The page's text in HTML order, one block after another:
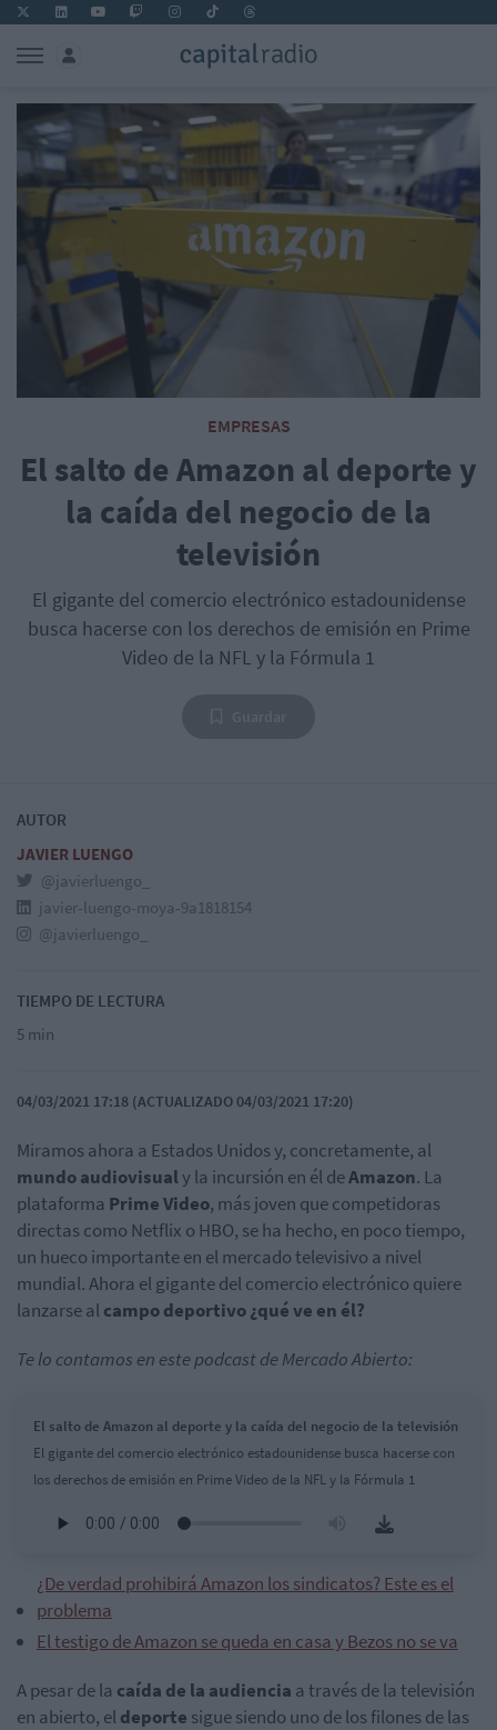
EMPRESAS
El salto de Amazon al deporte y
la caída del negocio de la
televisión
El gigante del comercio electrónico estadounidense
busca hacerse con los derechos de emisión en Prime
Video de la NFL y la Fórmula 1
AUTOR
JAVIER LUENGO
@javierluengo_
javier-luengo-moya-9a1818154
@javierluengo_
TIEMPO DE LECTURA
5 min
04/03/2021 17:18 (ACTUALIZADO 04/03/2021 17:20)
Miramos ahora a Estados Unidos y, concretamente, al
mundo audiovisualy la incursión en él deAmazon. La
plataforma Prime Video, más joven que competidoras
directas como Netflix o HBO, se ha hecho, en poco tiempo,
un hueco importante en el mercado televisivo a nivel
mundial. Ahora el gigante del comercio electrónico quiere
lanzarse alcampo deportivo¿qué ve en él?
Te lo contamos en este podcast de Mercado Abierto:
El salto de Amazon al deporte y la caída del negocio de la televisión
El gigante del comercio electrónico estadounidense busca hacerse con
los derechos de emisión en Prime Video de la NFL y la Fórmula 1
¿De verdad prohibirá Amazon los sindicatos? Este es el
problema
El testigo de Amazon se queda en casa y Bezos no se va
A pesar de la caída de la audiencia a través de la televisión
en abierto, eldeporte sigue siendo uno de los filones de las